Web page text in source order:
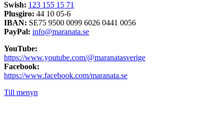
Swish: 123 155 15 71
Plusgiro: 44 10 05-6
IBAN: SE75 9500 0099 6026 0441 0056
PayPal: info@maranata.se
YouTube:
https://www.youtube.com/@maranatasverige
Facebook:
https://www.facebook.com/maranata.se
Till menyn